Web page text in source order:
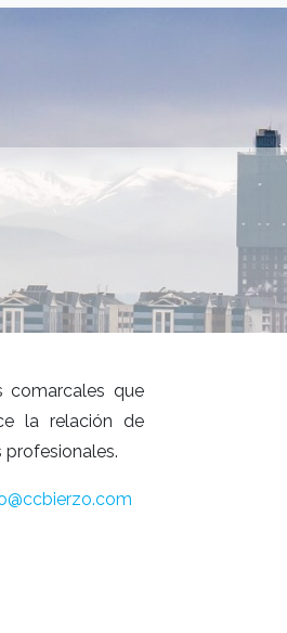
comarcales que
la relación de
profesionales.